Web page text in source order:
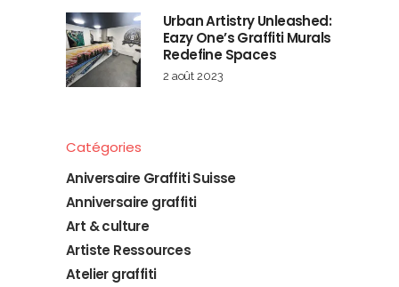
Urban Artistry Unleashed:
Eazy One’s Graffiti Murals
Redefine Spaces
2 août 2023
Catégories
Aniversaire Graffiti Suisse
Anniversaire graffiti
Art & culture
Artiste Ressources
Atelier graffiti